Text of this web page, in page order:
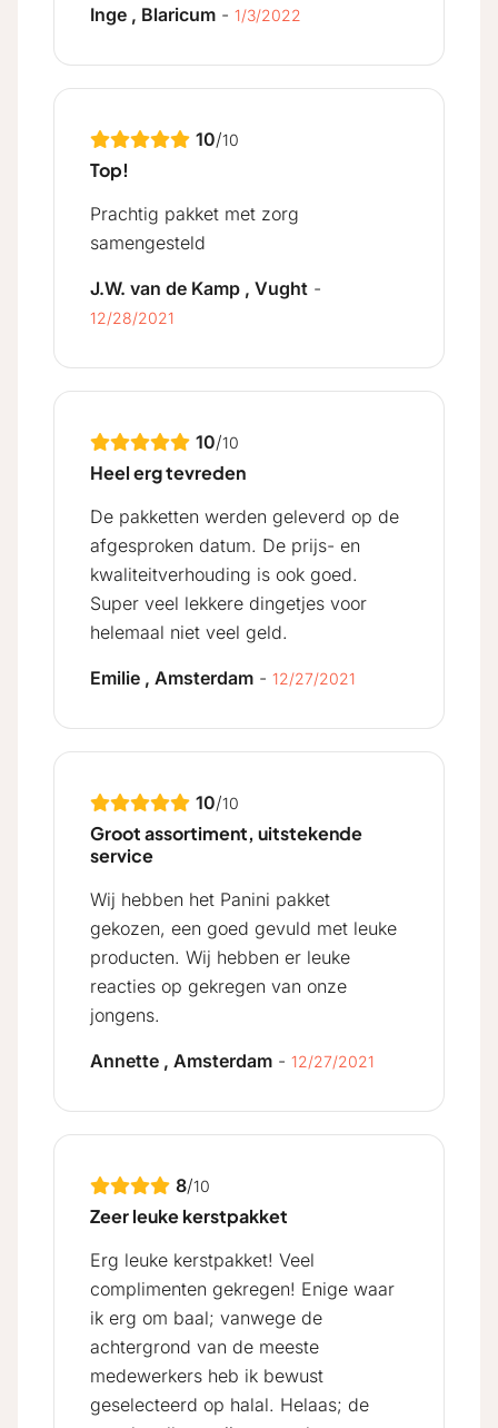
Inge , Blaricum - 1/3/2022
10/10
Top!
Prachtig pakket met zorg
samengesteld
J.W. van de Kamp , Vught -
12/28/2021
10/10
Heel erg tevreden
De pakketten werden geleverd op de
afgesproken datum. De prijs- en
kwaliteitverhouding is ook goed.
Super veel lekkere dingetjes voor
helemaal niet veel geld.
Emilie , Amsterdam - 12/27/2021
10/10
Groot assortiment, uitstekende
service
Wij hebben het Panini pakket
gekozen, een goed gevuld met leuke
producten. Wij hebben er leuke
reacties op gekregen van onze
jongens.
Annette , Amsterdam - 12/27/2021
8/10
Zeer leuke kerstpakket
Erg leuke kerstpakket! Veel
complimenten gekregen! Enige waar
ik erg om baal; vanwege de
achtergrond van de meeste
medewerkers heb ik bewust
geselecteerd op halal. Helaas; de